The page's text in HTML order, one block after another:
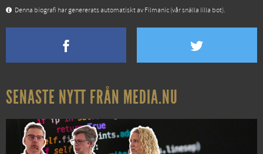
Denna biografi har genererats automatiskt av Filmanic (vår snälla lilla bot).
SENASTE NYTT FRÅN MEDIA.NU